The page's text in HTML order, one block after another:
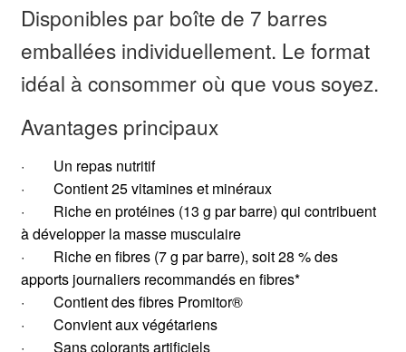
Disponibles par boîte de 7 barres
emballées individuellement. Le format
idéal à consommer où que vous soyez.
Avantages principaux
· Un repas nutritif
· Contient 25 vitamines et minéraux
· Riche en protéines (13 g par barre) qui contribuent
à développer la masse musculaire
· Riche en fibres (7 g par barre), soit 28 % des
apports journaliers recommandés en fibres*
· Contient des fibres Promitor®
· Convient aux végétariens
· Sans colorants artificiels